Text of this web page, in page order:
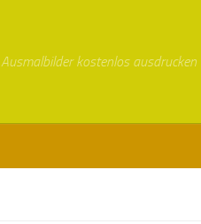
Ausmalbilder kostenlos